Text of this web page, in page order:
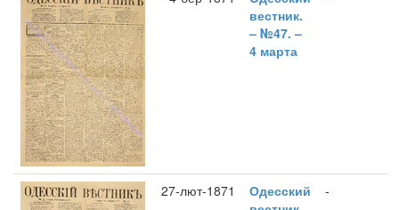
вестник.
– №47. –
4 марта
27-лют-1871
Одесский
-